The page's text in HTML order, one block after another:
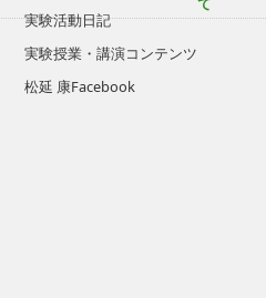
実験活動日記
実験授業・講演コンテンツ
松延 康Facebook